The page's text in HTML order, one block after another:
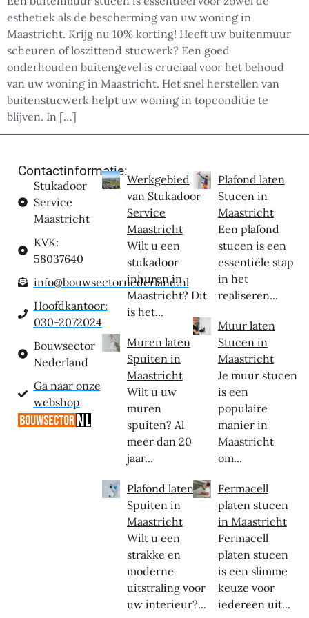
esthetiek als de bescherming van uw woning in
Maastricht. Krijg nu 10% korting! Heeft uw buitenmuur
scheuren of loszittend stucwerk? Een goed
onderhouden buitengevel is cruciaal voor het behoud
van uw woning in Maastricht. Het snel herstellen van
buitenstucwerk helpt uw woning in topconditie te
blijven. In […]
Contactinformatie:
Stukadoor
Service
Maastricht
KVK:
58037640
info@bouwsectornederland.nl
Hoofdkantoor:
030-2072024
Bouwsector
Nederland
Ga naar onze
webshop
Werkgebied
van Stukadoor
Service
Maastricht
Wilt u een
stukadoor
inhuren in
Maastricht? Dit
is het...
Muren laten
Spuiten in
Maastricht
Wilt u uw
muren
spuiten? Al
meer dan 20
jaar...
Plafond laten
Spuiten in
Maastricht
Wilt u een
strakke en
moderne
uitstraling voor
uw interieur?...
Plafond laten
Stucen in
Maastricht
Een plafond
stucen is een
essentiële stap
in het
realiseren...
Muur laten
Stucen in
Maastricht
Je muur stucen
is een
populaire
manier in
Maastricht
om...
Fermacell
platen stucen
in Maastricht
Fermacell
platen stucen
is een slimme
keuze voor
iedereen uit...